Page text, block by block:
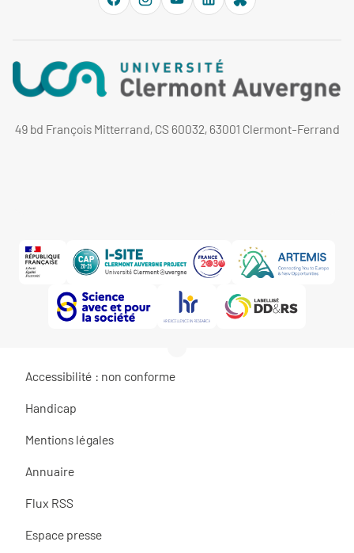
49 bd François Mitterrand, CS 60032, 63001 Clermont-Ferrand
Accessibilité : non conforme
Handicap
Mentions légales
Annuaire
Flux RSS
Espace presse